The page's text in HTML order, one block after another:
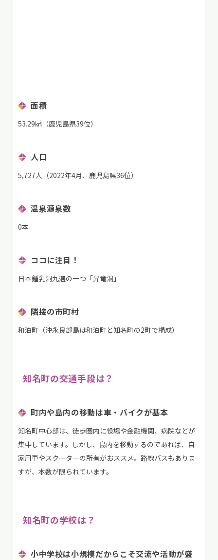
面積
53.29㎢（鹿児島県39位）
人口
5,727人（2022年4月、鹿児島県36位）
温泉源泉数
0本
ココに注目！
日本鍾乳洞九選の一つ「昇竜洞」
隣接の市町村
和泊町（沖永良部島は和泊町と知名町の2町で構成）
知名町の交通手段は？
町内や島内の移動は車・バイクが基本
知名町中心部は、徒歩圏内に役場や金融機関、病院などが
集中しています。しかし、島内を移動するのであれば、自
家用車やスクーターの所有がおススメ。路線バスもありま
すが、本数が限られています。
知名町の学校は？
小中学校は小規模だからこそ交流や活動が盛